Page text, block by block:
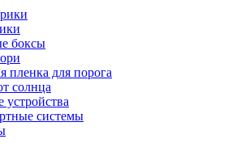
боксы
пленка для порога
солнца
системы